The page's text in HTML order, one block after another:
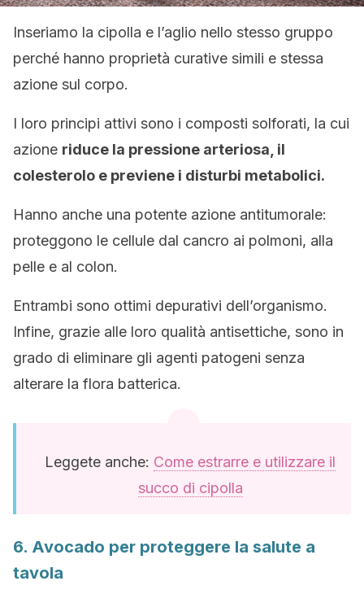
Inseriamo la cipolla e l’aglio nello stesso gruppo
perché hanno proprietà curative simili e stessa
azione sul corpo.
I loro principi attivi sono i composti solforati, la cui
azione riduce la pressione arteriosa, il
colesterolo e previene i disturbi metabolici.
Hanno anche una potente azione antitumorale:
proteggono le cellule dal cancro ai polmoni, alla
pelle e al colon.
Entrambi sono ottimi depurativi dell’organismo.
Infine, grazie alle loro qualità antisettiche, sono in
grado di eliminare gli agenti patogeni senza
alterare la flora batterica.
Leggete anche: Come estrarre e utilizzare il
succo di cipolla
6. Avocado per proteggere la salute a
tavola